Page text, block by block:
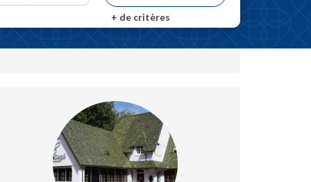
+ de critères